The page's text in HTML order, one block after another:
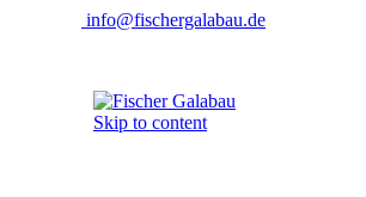
info@fischergalabau.de
Skip to content